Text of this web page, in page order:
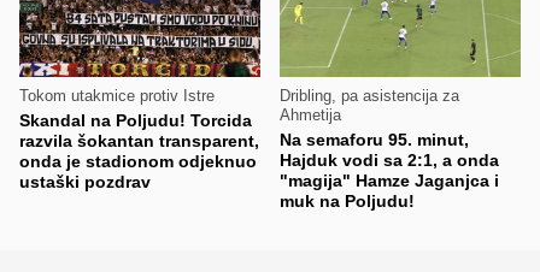
Tokom utakmice protiv Istre
Skandal na Poljudu! Torcida
razvila šokantan transparent,
onda je stadionom odjeknuo
ustaški pozdrav
Dribling, pa asistencija za
Ahmetija
Na semaforu 95. minut,
Hajduk vodi sa 2:1, a onda
"magija" Hamze Jaganjca i
muk na Poljudu!